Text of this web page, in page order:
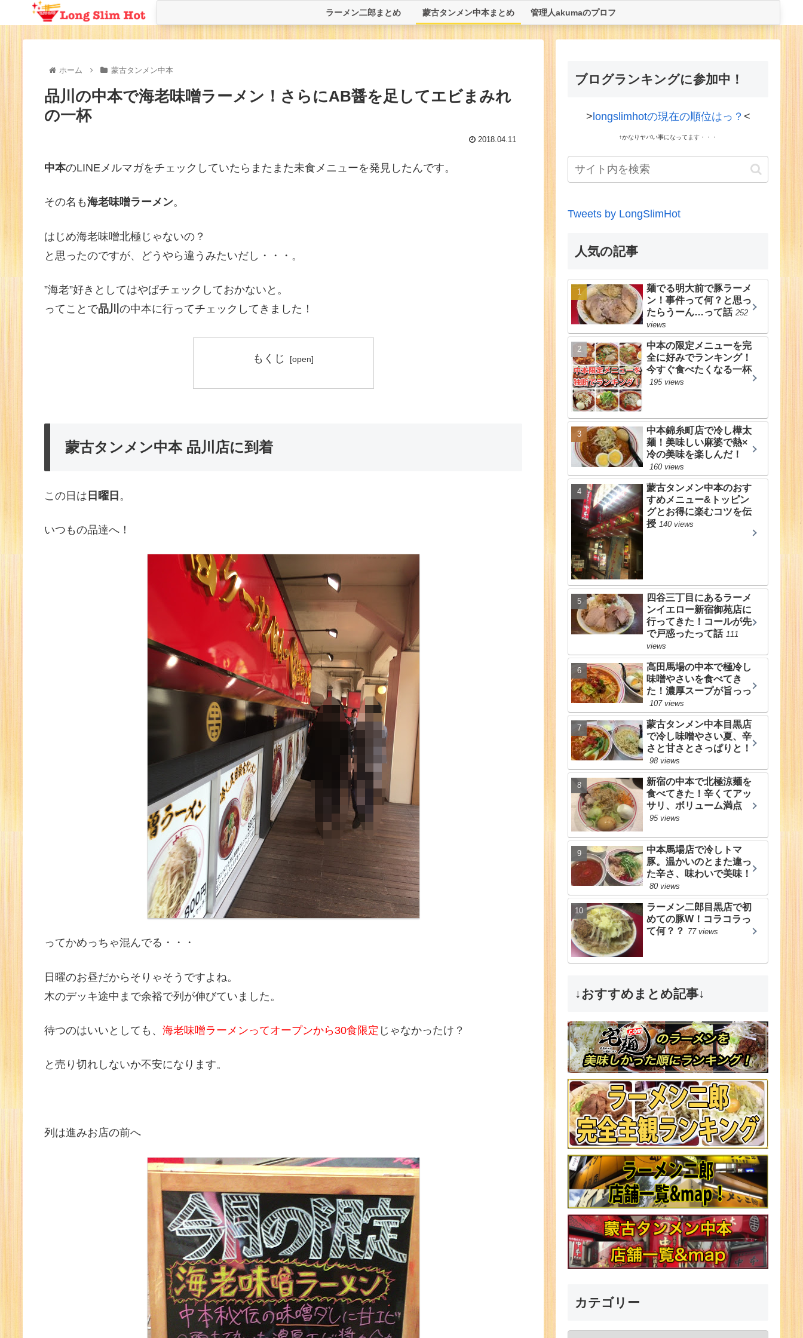
ラーメン二郎まとめ 蒙古タンメン中本まとめ 管理人akumaのプロフ
ホーム 蒙古タンメン中本
品川の中本で海老味噌ラーメン！さらにAB醤を足してエビまみれ
の一杯
2018.04.11
中本のLINEメルマガをチェックしていたらまたまた未食メニューを発見したんです。
その名も海老味噌ラーメン。
はじめ海老味噌北極じゃないの？
と思ったのですが、どうやら違うみたいだし・・・。
”海老”好きとしてはやぱチェックしておかないと。
ってことで品川 の中本に行ってチェックしてきました！
もくじ
蒙古タンメン中本 品川店に到着
この日は 日曜日 。
いつもの品達へ！
ってかめっちゃ混んでる・・・
日曜のお昼だからそりゃそうですよね。
木のデッキ途中まで余裕で列が伸びていました。
待つのはいいとしても、 海老味噌ラーメンってオープンから30食限定 じゃなかったけ？
と売り切れしないか不安になります。
列は進みお店の前へ
ブログランキングに参加中！
> longslimhotの現在の順位はっ？ <
↑かなりヤバい事になってます・・・
Tweets by LongSlimHot
人気の記事
麺でる明大前で豚ラーメ
ン！事件って何？と思っ
たらうーん…って話 252
views
中本の限定メニューを完
全に好みでランキング！
今すぐ食べたくなる一杯
195 views
中本錦糸町店で冷し樺太
麺！美味しい麻婆で熱×
冷の美味を楽しんだ！
160 views
蒙古タンメン中本のおす
すめメニュー&トッピン
グとお得に楽むコツを伝
授 140 views
四谷三丁目にあるラーメ
ンイエロー新宿御苑店に
行ってきた！コールが先
で戸惑ったって話 111
views
高田馬場の中本で極冷し
味噌やさいを食べてき
た！濃厚スープが旨っっ
107 views
蒙古タンメン中本目黒店
で冷し味噌やさい夏、辛
さと甘さとさっぱりと！
98 views
新宿の中本で北極涼麺を
食べてきた！辛くてアッ
サリ、ボリューム満点
95 views
中本馬場店で冷しトマ
豚。温かいのとまた違っ
た辛さ、味わいで美味！
80 views
ラーメン二郎目黒店で初
めての豚W！コラコラっ
て何？？ 77 views
↓おすすめまとめ記事↓
カテゴリー